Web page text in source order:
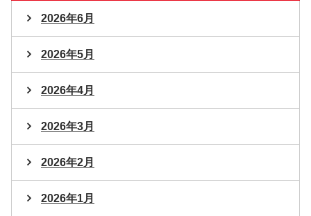
2026年6月
2026年5月
2026年4月
2026年3月
2026年2月
2026年1月